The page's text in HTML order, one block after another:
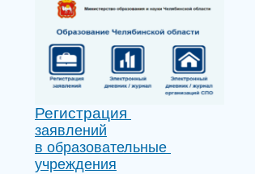
Регистрация
заявлений
в образовательные
учреждения